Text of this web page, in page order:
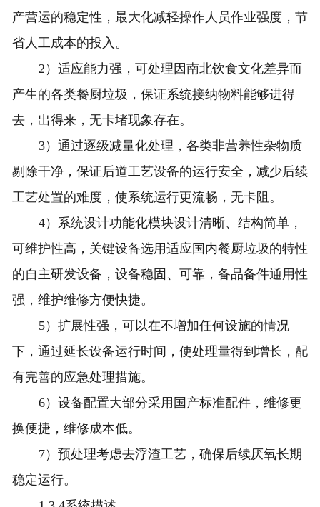
产营运的稳定性，最大化减轻操作人员作业强度，节
省人工成本的投入。
2）适应能力强，可处理因南北饮食文化差异而
产生的各类餐厨垃圾，保证系统接纳物料能够进得
去，出得来，无卡堵现象存在。
3）通过逐级减量化处理，各类非营养性杂物质
剔除干净，保证后道工艺设备的运行安全，减少后续
工艺处置的难度，使系统运行更流畅，无卡阻。
4）系统设计功能化模块设计清晰、结构简单，
可维护性高，关键设备选用适应国内餐厨垃圾的特性
的自主研发设备，设备稳固、可靠，备品备件通用性
强，维护维修方便快捷。
5）扩展性强，可以在不增加任何设施的情况
下，通过延长设备运行时间，使处理量得到增长，配
有完善的应急处理措施。
6）设备配置大部分采用国产标准配件，维修更
换便捷，维修成本低。
7）预处理考虑去浮渣工艺，确保后续厌氧长期
稳定运行。